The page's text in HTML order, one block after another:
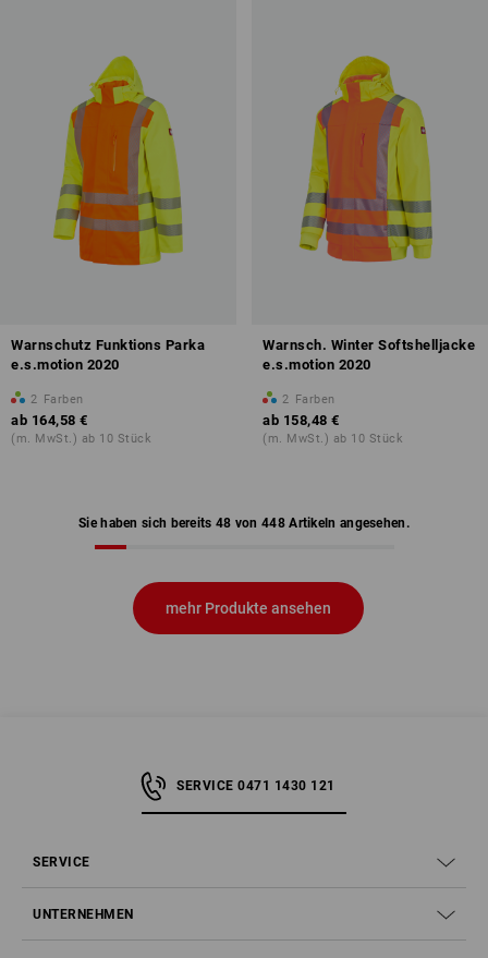
Warnschutz Funktions Parka
e.s.motion 2020
2 Farben
ab 164,58 €
(m. MwSt.) ab 10 Stück
Warnsch. Winter Softshelljacke
e.s.motion 2020
2 Farben
ab 158,48 €
(m. MwSt.) ab 10 Stück
Sie haben sich bereits 48 von 448 Artikeln angesehen.
mehr Produkte ansehen
SERVICE 0471 1430 121
SERVICE
UNTERNEHMEN